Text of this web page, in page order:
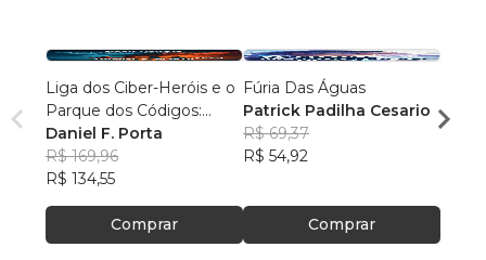
Liga dos Ciber-Heróis e o
Parque dos Códigos:
Rumo ao Desconhecido
Daniel F. Porta
R$ 169,96
R$ 134,55
Comprar
Fúria Das Águas
Patrick Padilha Cesario
R$ 69,37
R$ 54,92
Comprar
R$